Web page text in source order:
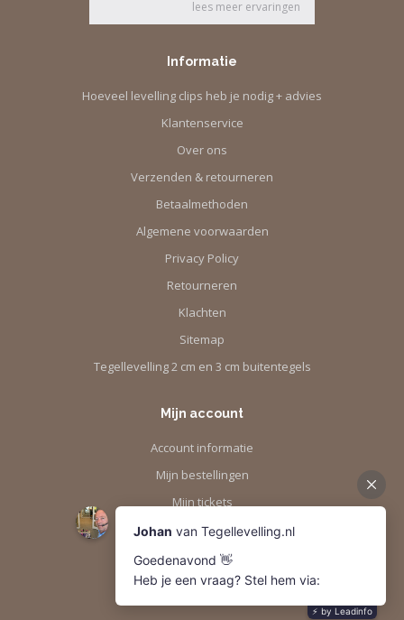
Informatie
Hoeveel levelling clips heb je nodig + advies
Klantenservice
Over ons
Verzenden & retourneren
Betaalmethoden
Algemene voorwaarden
Privacy Policy
Retourneren
Klachten
Sitemap
Tegellevelling 2 cm en 3 cm buitentegels
Mijn account
Account informatie
Mijn bestellingen
Mijn tickets
Mijn verlanglijst
Vergelijk
Alle producten